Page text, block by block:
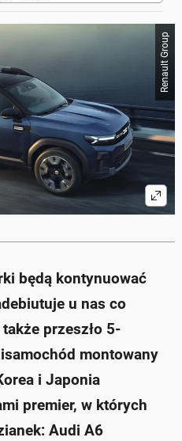
Renault Group
będą kontynuować
u nas co
przeszło 5-
montowany
i Japonia
premier, w których
Audi A6